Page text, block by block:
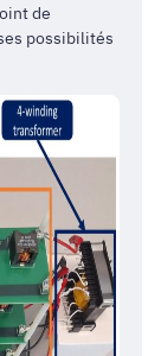
de
possibilités